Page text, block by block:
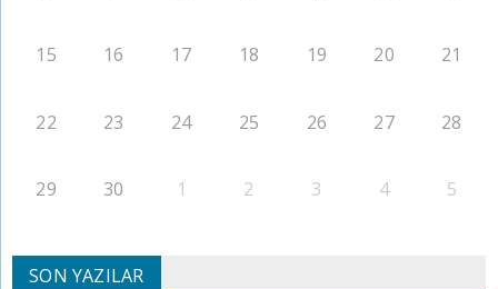
15 16 17 18 19 20 21
22 23 24 25 26 27 28
29 30 1 2 3 4 5
SON YAZILAR